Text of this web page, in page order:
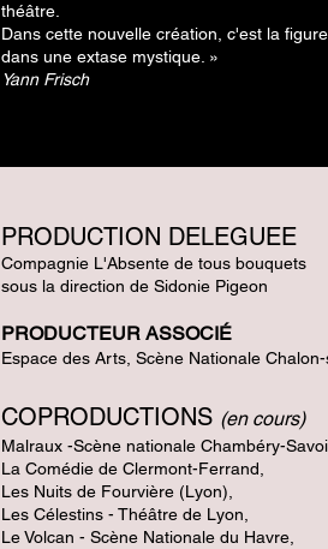
théâtre.
Dans cette nouvelle création, c'est la
dans une extase mystique. »
Yann Frisch
PRODUCTION DELEGUEE
Compagnie L'Absente de tous bouquets
sous la direction de Sidonie Pigeon
​PRODUCTEUR ASSOCIÉ
Espace des Arts, Scène Nationale
COPRODUCTIONS (en cours)
Malraux -Scène nationale Chambéry-
La Comédie de Clermont-Ferrand,
Les Nuits de Fourvière (Lyon),
Les Célestins - Théâtre de Lyon,
LeVolcan - Scène Nationale du Havre,